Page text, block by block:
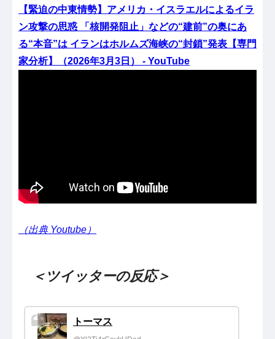
【緊迫の中東情勢】アメリカ・イスラエルによるイラ
ン攻撃の思惑 「核開発阻止」などの“建前”の奥にあ
る“本音”は イランはホルムズ海峡の“封鎖”発表【専門
家分析】（2026年3月3日） - YouTube
（出典 Youtube）
＜ツイッターの反応＞
トーマス